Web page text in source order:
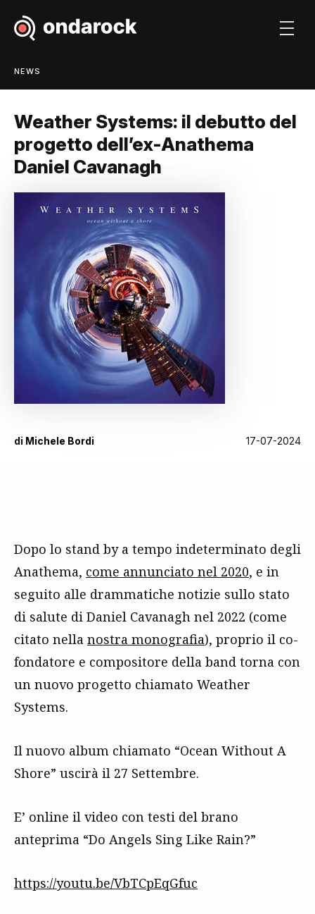
NEWS
Weather Systems: il debutto del
progetto dell’ex-Anathema
Daniel Cavanagh
di Michele Bordi 17-07-2024
Dopo lo stand by a tempo indeterminato degli
Anathema, come annunciato nel 2020, e in
seguito alle drammatiche notizie sullo stato
di salute di Daniel Cavanagh nel 2022 (come
citato nella nostra monografia), proprio il co-
fondatore e compositore della band torna con
un nuovo progetto chiamato Weather
Systems.
Il nuovo album chiamato “Ocean Without A
Shore” uscirà il 27 Settembre.
E’ online il video con testi del brano
anteprima “Do Angels Sing Like Rain?”
https://youtu.be/VbTCpEqGfuc